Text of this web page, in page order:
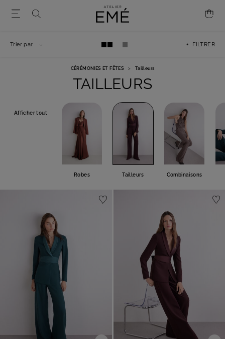
CÉRÉMONIES ET FÊTES > Tailleurs
TAILLEURS
Afficher tout
Robes Tailleurs Combinaisons
+ FILTRER
Trier par